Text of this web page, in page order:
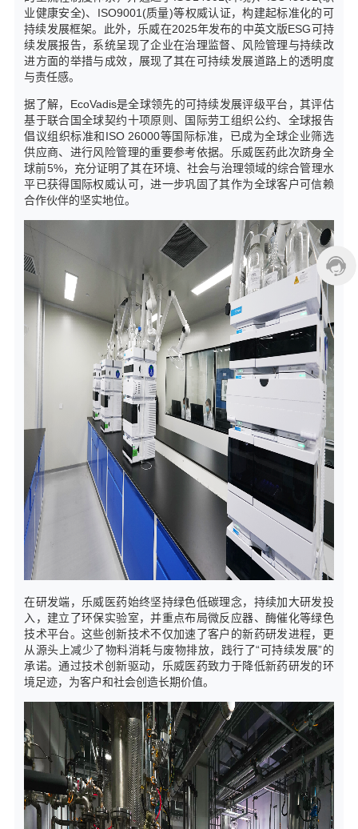
业健康安全)、ISO9001(质量)等权威认证，构建起标准化的可
持续发展框架。此外，乐威在2025年发布的中英文版ESG可持
续发展报告，系统呈现了企业在治理监督、风险管理与持续改
进方面的举措与成效，展现了其在可持续发展道路上的透明度
与责任感。
据了解，EcoVadis是全球领先的可持续发展评级平台，其评估
基于联合国全球契约十项原则、国际劳工组织公约、全球报告
倡议组织标准和ISO 26000等国际标准，已成为全球企业筛选
供应商、进行风险管理的重要参考依据。乐威医药此次跻身全
球前5%，充分证明了其在环境、社会与治理领域的综合管理水
平已获得国际权威认可，进一步巩固了其作为全球客户可信赖
合作伙伴的坚实地位。
在研发端，乐威医药始终坚持绿色低碳理念，持续加大研发投
入，建立了环保实验室，并重点布局微反应器、酶催化等绿色
技术平台。这些创新技术不仅加速了客户的新药研发进程，更
从源头上减少了物料消耗与废物排放，践行了“可持续发展”的
承诺。通过技术创新驱动，乐威医药致力于降低新药研发的环
境足迹，为客户和社会创造长期价值。